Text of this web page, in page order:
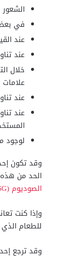
في بعض
عند
عند
خلال
عند
عند
لوجود
وقد تكون
الحد من
الصوديوم (MSG)
وإذا كنت
للطعام
وقد ترجع